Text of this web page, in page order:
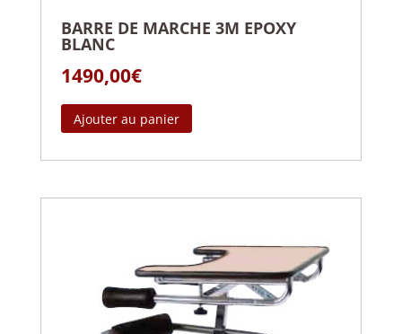
BARRE DE MARCHE 3M EPOXY
BLANC
1490,00€
Ajouter au panier